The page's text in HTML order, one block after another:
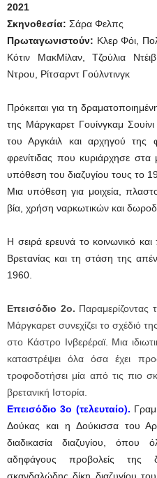
2021
Σκηνοθεσία: Σάρα Φελπς
Πρωταγωνιστούν: Κλερ Φόι,
Κότιν ΜακΜίλαν, Τζούλια
Ντρου, Ρίτσαρντ Γούλντινγκ
Πρόκειται για τη
της Μάργκαρετ Γουίνγκαμ
του Αργκάιλ και αρχηγού της
φρενίτιδας που κυριάρχησε
υπόθεση του διαζυγίου τους το
Μια υπόθεση για μοιχεία,
βία, χρήση ναρκωτικών και
Η σειρά ερευνά το κοινωνικό και
Βρετανίας και τη στάση της
1960.
Eπεισόδιο 2ο. Παραμερίζοντας
Μάργκαρετ συνεχίζει το σχέδιό
στο Κάστρο Ινβερέραϊ. Μια
καταστρέψει όλα όσα έχει
τροφοδοτήσει μία από τις πιο
βρετανική Ιστορία.
Eπεισόδιο 3ο (τελευταίο).
Δούκας και η Δούκισσα του
διαδικασία διαζυγίου,
αδηφάγους προβολείς της